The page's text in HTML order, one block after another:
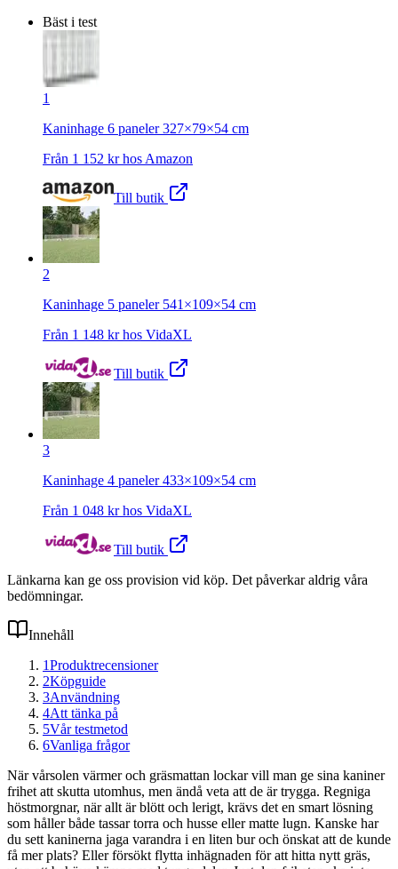
Bäst i test
1
Kaninhage 6 paneler 327×79×54 cm
Från 1 152 kr hos Amazon
Till butik
2
Kaninhage 5 paneler 541×109×54 cm
Från 1 148 kr hos VidaXL
Till butik
3
Kaninhage 4 paneler 433×109×54 cm
Från 1 048 kr hos VidaXL
Till butik
Länkarna kan ge oss provision vid köp. Det påverkar aldrig våra
bedömningar.
Innehåll
1Produktrecensioner
2Köpguide
3Användning
4Att tänka på
5Vår testmetod
6Vanliga frågor
När vårsolen värmer och gräsmattan lockar vill man ge sina kaniner
frihet att skutta utomhus, men ändå veta att de är trygga. Regniga
höstmorgnar, när allt är blött och lerigt, krävs det en smart lösning
som håller både tassar torra och husse eller matte lugn. Kanske har
du sett kaninerna jaga varandra i en liten bur och önskat att de kunde
få mer plats? Eller försökt flytta inhägnaden för att hitta nytt gräs,